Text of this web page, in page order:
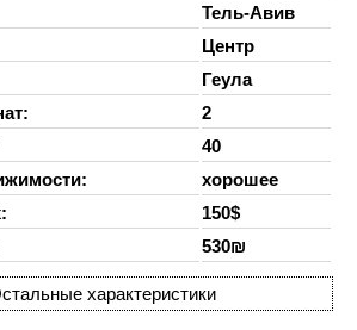
Тель-Авив
Центр
Геула
2
40
хорошее
150$
530₪
характеристики